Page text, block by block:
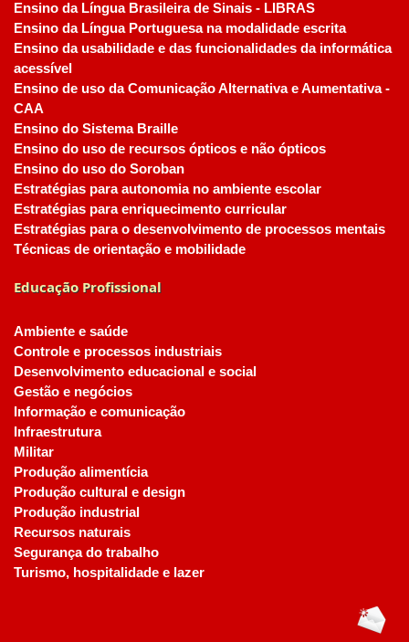
Ensino da Língua Brasileira de Sinais - LIBRAS
Ensino da Língua Portuguesa na modalidade escrita
Ensino da usabilidade e das funcionalidades da informática
acessível
Ensino de uso da Comunicação Alternativa e Aumentativa -
CAA
Ensino do Sistema Braille
Ensino do uso de recursos ópticos e não ópticos
Ensino do uso do Soroban
Estratégias para autonomia no ambiente escolar
Estratégias para enriquecimento curricular
Estratégias para o desenvolvimento de processos mentais
Técnicas de orientação e mobilidade
Educação Profissional
Ambiente e saúde
Controle e processos industriais
Desenvolvimento educacional e social
Gestão e negócios
Informação e comunicação
Infraestrutura
Militar
Produção alimentícia
Produção cultural e design
Produção industrial
Recursos naturais
Segurança do trabalho
Turismo, hospitalidade e lazer